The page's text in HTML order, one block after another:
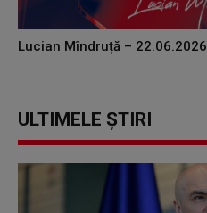
Lucian Mîndruță – 22.06.2026
ULTIMELE ȘTIRI